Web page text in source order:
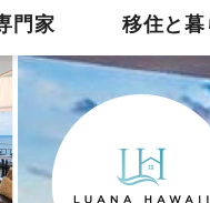
門家 移住と暮